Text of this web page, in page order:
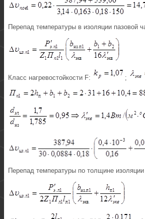
Перепад температуры в изоляции пазовой
Класс нагревостойкости F: ;
Перепад температуры по толщине